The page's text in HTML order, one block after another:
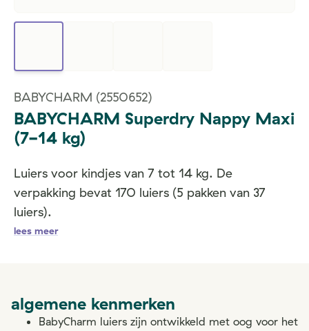
BABYCHARM (2550652)
BABYCHARM Superdry Nappy Maxi
(7-14 kg)
Luiers voor kindjes van 7 tot 14 kg. De
verpakking bevat 170 luiers (5 pakken van 37
luiers).
lees meer
algemene kenmerken
BabyCharm luiers zijn ontwikkeld met oog voor het